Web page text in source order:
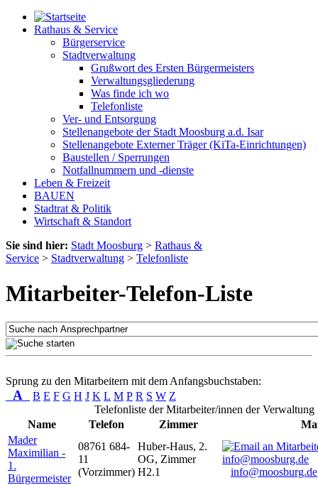
Rathaus & Service
Bürgerservice
Stadtverwaltung
Grußwort des Ersten Bürgermeisters
Verwaltungsgliederung
Was finde ich wo
Telefonliste
Ver- und Entsorgung
Stellenangebote der Stadt Moosburg a.d. Isar
Stellenangebote Externer Träger (KiTa-Einrichtungen)
Baustellen / Sperrungen
Notfallnummern und -dienste
Leben & Freizeit
BAUEN
Stadtrat & Politik
Wirtschaft & Standort
Sie sind hier: Stadt Moosburg > Rathaus &
Service > Stadtverwaltung > Telefonliste
Mitarbeiter-Telefon-Liste
Sprung zu den Mitarbeitern mit dem Anfangsbuchstaben:
A B E F G H J K L M P R S W Z
Telefonliste der Mitarbeiter/innen der Verwaltung
Name
Telefon Zimmer
Mader
Maximilian -
1.
Bürgermeister
08761 684-
11
(Vorzimmer)
Huber-Haus, 2.
OG, Zimmer
H2.1
info@moosburg.de